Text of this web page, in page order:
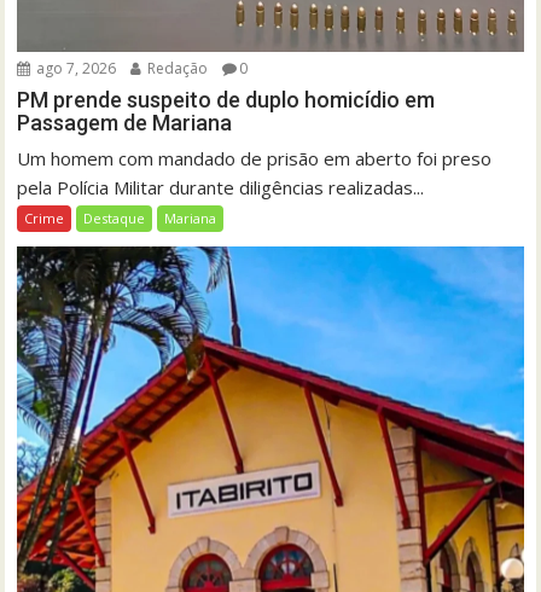
ago 7, 2026 Redação 0
PM prende suspeito de duplo homicídio em
Passagem de Mariana
Um homem com mandado de prisão em aberto foi preso
pela Polícia Militar durante diligências realizadas...
Crime Destaque Mariana